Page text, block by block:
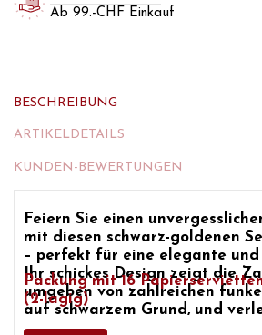
Ab 99.-CHF Einkauf
BESCHREIBUNG
ARTIKELDETAILS
KUNDEN-BEWERTUNGEN
Feiern Sie einen
mit diesen schwarz-goldenen
– perfekt für eine elegante
Ihr schickes Design zeigt die
umgeben von zahlreichen
auf schwarzem Grund, und
eine moderne und stilvolle
Packung mit 16
(2-lagig)